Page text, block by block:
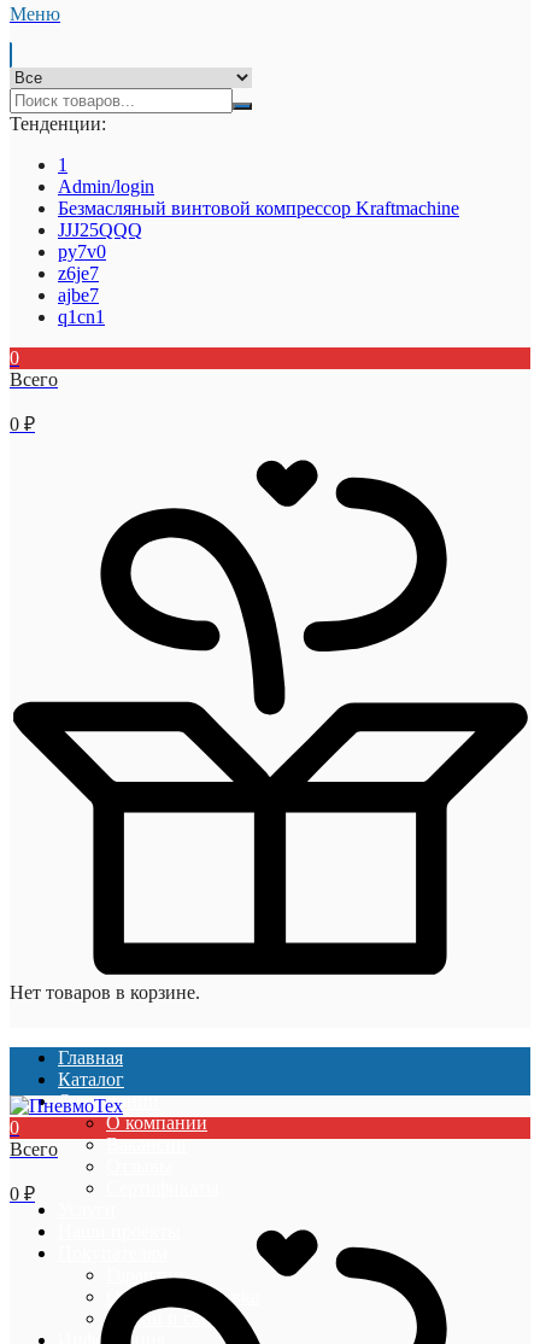
Меню
Тенденции:
1
Admin/login
Безмасляный винтовой компрессор Kraftmaсhine
JJJ25QQQ
py7v0
z6je7
ajbe7
q1cn1
0
Всего
0 ₽
Нет товаров в корзине.
Главная
Каталог
О компании
О компании
Вакансии
Гарантии
Оплата и доставка
Акции и скидки
0
Всего
0 ₽